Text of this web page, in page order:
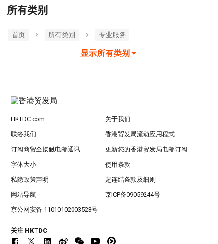
所有类别
首页 所有类別 专业服务
显示所有类别
HKTDC.com 关于我们
联络我们 香港贸发局流动应用程式
订阅商贸全接触电邮通讯 更新您的香港贸发局电邮订阅
字体大小 使用条款
私隐政策声明 超连结条款及细则
网站导航 京ICP备09059244号
京公网安备 11010102003523号
关注 HKTDC